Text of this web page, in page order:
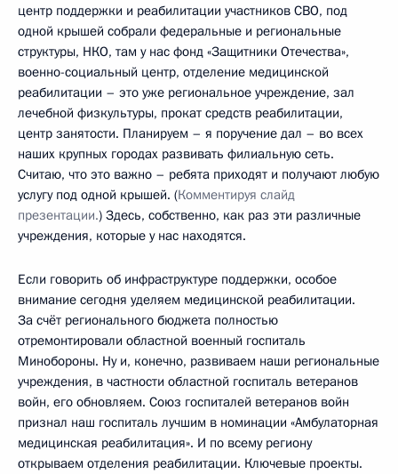
центр поддержки и реабилитации участников СВО, под
одной крышей собрали федеральные и региональные
структуры, НКО, там у нас фонд «Защитники Отечества»,
военно-социальный центр, отделение медицинской
реабилитации – это уже региональное учреждение, зал
лечебной физкультуры, прокат средств реабилитации,
центр занятости. Планируем – я поручение дал – во всех
наших крупных городах развивать филиальную сеть.
Считаю, что это важно – ребята приходят и получают любую
услугу под одной крышей. (Комментируя слайд
презентации.) Здесь, собственно, как раз эти различные
учреждения, которые у нас находятся.
Если говорить об инфраструктуре поддержки, особое
внимание сегодня уделяем медицинской реабилитации.
За счёт регионального бюджета полностью
отремонтировали областной военный госпиталь
Минобороны. Ну и, конечно, развиваем наши региональные
учреждения, в частности областной госпиталь ветеранов
войн, его обновляем. Союз госпиталей ветеранов войн
признал наш госпиталь лучшим в номинации «Амбулаторная
медицинская реабилитация». И по всему региону
открываем отделения реабилитации. Ключевые проекты.